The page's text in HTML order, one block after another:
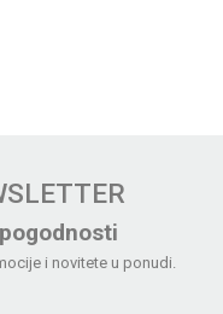
i novitete u ponudi.